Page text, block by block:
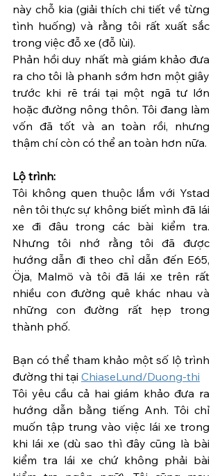
này chỗ kia (giải thích chi tiết về từng
tình huống) và rằng tôi rất xuất sắc
trong việc đỗ xe (đỗ lùi).
Phản hồi duy nhất mà giám khảo đưa
ra cho tôi là phanh sớm hơn một giây
trước khi rẽ trái tại một ngã tư lớn
hoặc đường nông thôn. Tôi đang làm
vốn đã tốt và an toàn rồi, nhưng
thậm chí còn có thể an toàn hơn nữa.
Lộ trình:
Tôi không quen thuộc lắm với Ystad
nên tôi thực sự không biết mình đã lái
xe đi đâu trong các bài kiểm tra.
Nhưng tôi nhớ rằng tôi đã được
hướng dẫn đi theo chỉ dẫn đến E65,
Öja, Malmö và tôi đã lái xe trên rất
nhiều con đường quê khác nhau và
những con đường rất hẹp trong
thành phố.
Bạn có thể tham khảo một số lộ trình
đường thi tại ChiaseLund/Duong-thi
Tôi yêu cầu cả hai giám khảo đưa ra
hướng dẫn bằng tiếng Anh. Tôi chỉ
muốn tập trung vào việc lái xe trong
khi lái xe (dù sao thì đây cũng là bài
kiểm tra lái xe chứ không phải bài